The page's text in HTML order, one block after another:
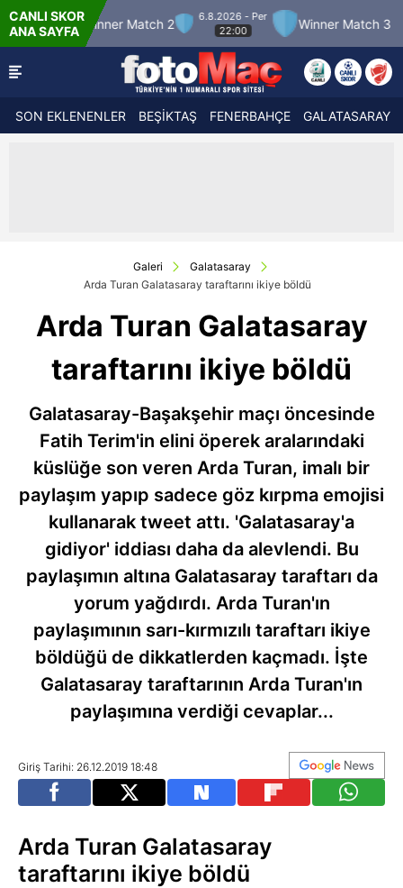
CANLI SKOR
ANA SAYFA
2
6.8.2026 - Per
22:00
Winner Match 3 Boluspor
7.8.2026
SON EKLENENLER BEŞİKTAŞ FENERBAHÇE GALATASARAY
Galeri
Galatasaray
Arda Turan Galatasaray taraftarını ikiye böldü
Arda Turan Galatasaray
taraftarını ikiye böldü
Galatasaray-Başakşehir maçı öncesinde
Fatih Terim'in elini öperek aralarındaki
küslüğe son veren Arda Turan, imalı bir
paylaşım yapıp sadece göz kırpma emojisi
kullanarak tweet attı. 'Galatasaray'a
gidiyor' iddiası daha da alevlendi. Bu
paylaşımın altına Galatasaray taraftarı da
yorum yağdırdı. Arda Turan'ın
paylaşımının sarı-kırmızılı taraftarı ikiye
böldüğü de dikkatlerden kaçmadı. İşte
Galatasaray taraftarının Arda Turan'ın
paylaşımına verdiği cevaplar...
Giriş Tarihi: 26.12.2019 18:48
Arda Turan Galatasaray
taraftarını ikiye böldü